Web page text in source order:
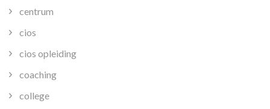
centrum
cios
cios opleiding
coaching
college